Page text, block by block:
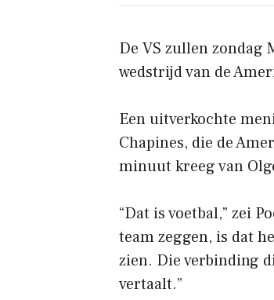
De VS zullen zondag
wedstrijd van de
Een uitverkochte
Chapines, die de
minuut kreeg van
“Dat is voetbal,” zei
team zeggen, is dat
zien. Die verbinding
vertaalt.”